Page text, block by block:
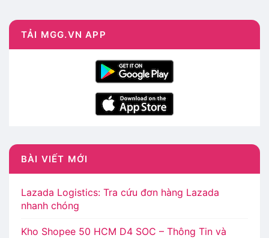
TẢI MGG.VN APP
BÀI VIẾT MỚI
Lazada Logistics: Tra cứu đơn hàng Lazada
nhanh chóng
Kho Shopee 50 HCM D4 SOC – Thông Tin và